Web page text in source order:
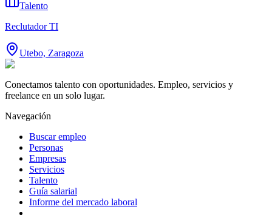
Talento
Reclutador TI
Utebo, Zaragoza
Conectamos talento con oportunidades. Empleo, servicios y
freelance en un solo lugar.
Navegación
Buscar empleo
Personas
Empresas
Servicios
Talento
Guía salarial
Informe del mercado laboral